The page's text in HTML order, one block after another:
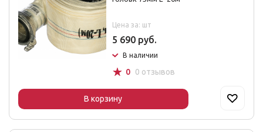
Цена за: шт
5 690 руб.
В наличии
☆ 0 0 отзывов
В корзину